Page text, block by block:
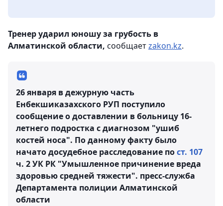
Тренер ударил юношу за грубость в
Алматинской области, сообщаетzakon.kz.
26 января в дежурную часть
Енбекшиказахского РУП поступило
сообщение о доставлении в больницу 16-
летнего подростка с диагнозом "ушиб
костей носа". По данному факту было
начато досудебное расследование пост. 107
ч. 2 УК РК "Умышленное причинение вреда
здоровью средней тяжести". пресс-служба
Департамента полиции Алматинской
области